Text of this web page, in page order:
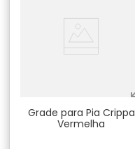
Grade para Pia Crippa
Vermelha